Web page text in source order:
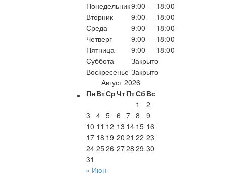
Понедельник9:00 — 18:00
Вторник
9:00 — 18:00
Среда
9:00 — 18:00
Четверг
9:00 — 18:00
Пятница
9:00 — 18:00
Суббота
Закрыто
Воскресенье Закрыто
Август 2026
ПнВтСрЧтПтСб Вс
1
2
3
4 5 6 7 8
9
10 11 12 13 14 15 16
17 18 19 20 21 22 23
24 2526 2728 29 30
31
« Июн